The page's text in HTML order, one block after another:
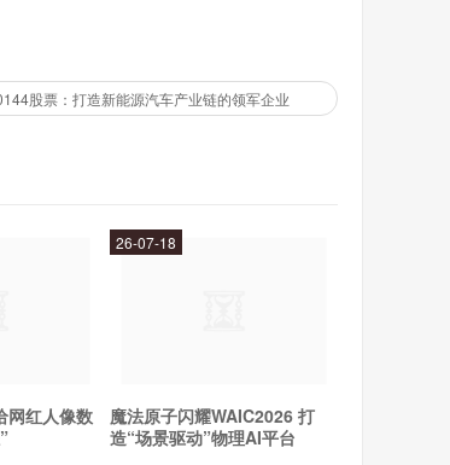
有着广阔的市场空间和强大的资源优
股票：打造新能源汽车产业链的领军企业
网红人像数
魔法原子闪耀WAIC2026 打
造“场景驱动”物理AI平台
26-07-18